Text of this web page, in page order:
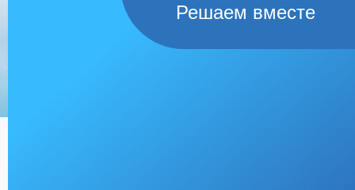
Решаем вместе